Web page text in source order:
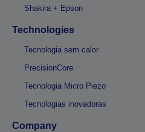
Shakira + Epson
Technologies
Tecnologia sem calor
PrecisionCore
Tecnologia Micro Piezo
Tecnologias inovadoras
Company